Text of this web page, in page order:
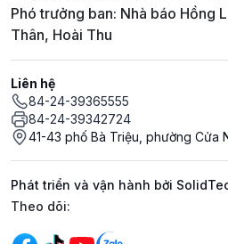
Phó trưởng ban: Nhà báo Hồng
Thân, Hoài Thu
Liên hệ
84-24-39365555
84-24-39342724
41-43 phố Bà Triệu, phường Cửa
Phát triển và vận hành bởi
Mạng xã hội
Theo dõi: